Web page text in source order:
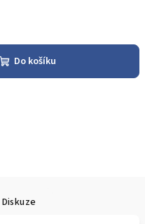
Do košíku
Diskuze